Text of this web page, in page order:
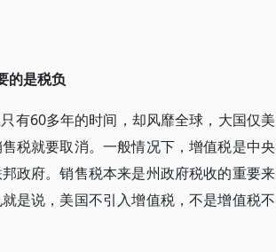
的是税负
有60多年的时间，却风靡全球，大国仅美
税就要取消。一般情况下，增值税是中央
政府。销售税本来是州政府税收的重要来
是说，美国不引入增值税，不是增值税不